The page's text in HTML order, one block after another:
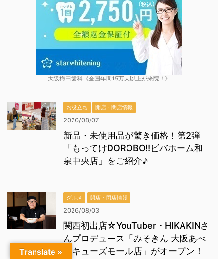
大阪梅田歯科《全国年間15万人以上が来院！》
お役立ち 開店・閉店情報
2026/08/07
新品・未使用品が驚き価格！第2弾
「もってけDOROBO!!ビバホーム和
泉中央店」をご紹介♪
グルメ 開店・閉店情報
2026/08/03
関西初出店☆YouTuber・HIKAKINさ
んプロデュース「みそきん 大阪あべ
のキューズモール店」がオープン！
Translate »